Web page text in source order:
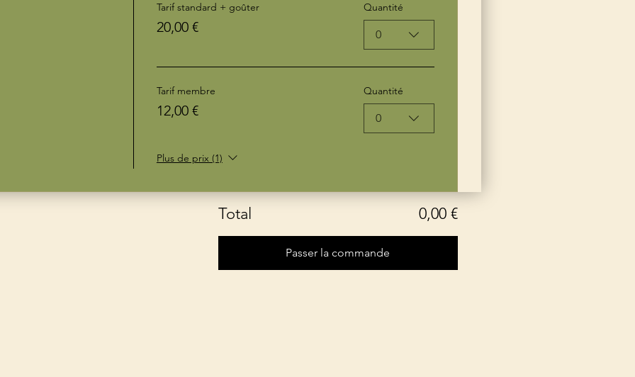
Tarif standard + goûter
20,00 €
Quantité
0
Tarif membre
12,00 €
Quantité
0
Plus de prix (1)
Total 0,00 €
Passer la commande